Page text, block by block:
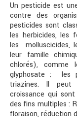
Un pesticide est
contre des
pesticides sont
les herbicides, les
les molluscicides,
leur famille
chlorés), comme
glyphosate ; les
triazines. Il peut
croissance qui
des fins multiples :
floraison, réduction